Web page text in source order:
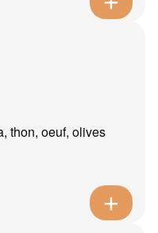
thon, oeuf, olives